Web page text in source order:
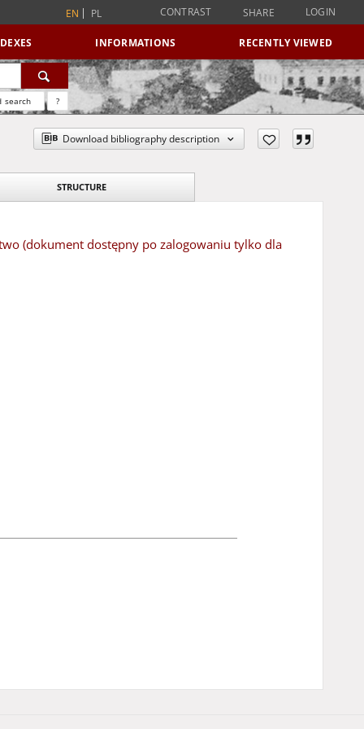
EN PL CONTRAST SHARE LOGIN
INFORMATIONS RECENTLY VIEWED
search ?
Download bibliography description
STRUCTURE
(dokument dostępny po zalogowaniu tylko dla